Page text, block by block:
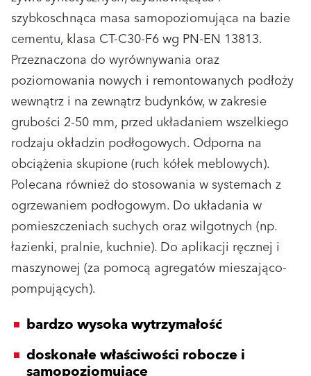
szybkoschnąca masa samopoziomująca na bazie
cementu, klasa CT-C30-F6 wg PN-EN 13813.
Przeznaczona do wyrównywania oraz
poziomowania nowych i remontowanych podłoży
wewnątrz i na zewnątrz budynków, w zakresie
grubości 2-50 mm, przed układaniem wszelkiego
rodzaju okładzin podłogowych. Odporna na
obciążenia skupione (ruch kółek meblowych).
Polecana również do stosowania w systemach z
ogrzewaniem podłogowym. Do układania w
pomieszczeniach suchych oraz wilgotnych (np.
łazienki, pralnie, kuchnie). Do aplikacji ręcznej i
maszynowej (za pomocą agregatów mieszająco-
pompujących).
bardzo wysoka wytrzymałość
doskonałe właściwości robocze i